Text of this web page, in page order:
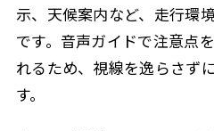
示、天候案内など、走行環
です。音声ガイドで注意点
れるため、視線を逸らさず
す。